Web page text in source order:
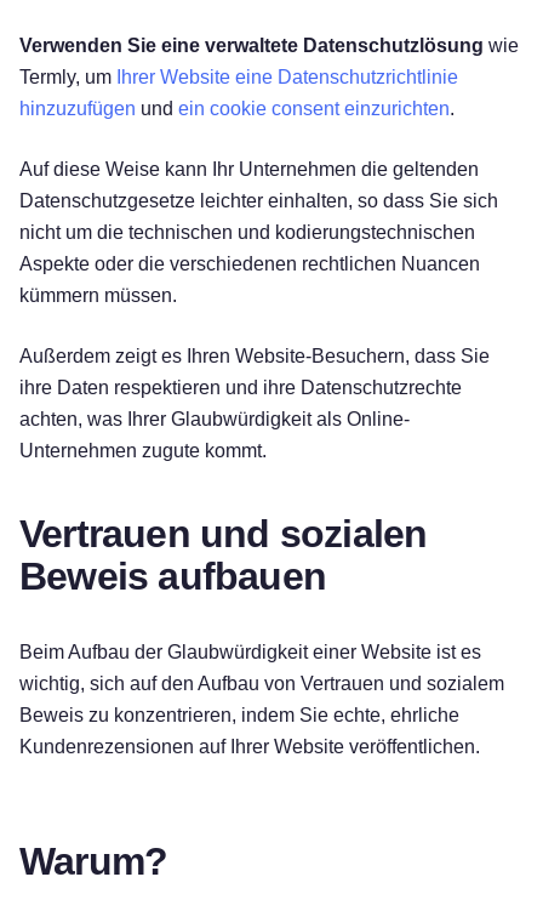
Verwenden Sie eine verwaltete Datenschutzlösung wie
Termly, um Ihrer Website eine Datenschutzrichtlinie
hinzuzufügen und ein cookie consent einzurichten.
Auf diese Weise kann Ihr Unternehmen die geltenden
Datenschutzgesetze leichter einhalten, so dass Sie sich
nicht um die technischen und kodierungstechnischen
Aspekte oder die verschiedenen rechtlichen Nuancen
kümmern müssen.
Außerdem zeigt es Ihren Website-Besuchern, dass Sie
ihre Daten respektieren und ihre Datenschutzrechte
achten, was Ihrer Glaubwürdigkeit als Online-
Unternehmen zugute kommt.
Vertrauen und sozialen
Beweis aufbauen
Beim Aufbau der Glaubwürdigkeit einer Website ist es
wichtig, sich auf den Aufbau von Vertrauen und sozialem
Beweis zu konzentrieren, indem Sie echte, ehrliche
Kundenrezensionen auf Ihrer Website veröffentlichen.
Warum?